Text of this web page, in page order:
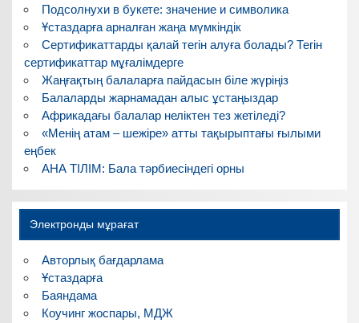
Подсолнухи в букете: значение и символика
Ұстаздарға арналған жаңа мүмкіндік
Сертификаттарды қалай тегін алуға болады? Тегін
сертификаттар мұғалімдерге
Жаңғақтың балаларға пайдасын біле жүріңіз
Балаларды жарнамадан алыс ұстаңыздар
Африкадағы балалар неліктен тез жетіледі?
«Менің атам – шежіре» атты тақырыптағы ғылыми
еңбек
АНА ТІЛІМ: Бала тәрбиесіндегі орны
Электронды мұрағат
Авторлық бағдарлама
Ұстаздарға
Баяндама
Коучинг жоспары, МДЖ